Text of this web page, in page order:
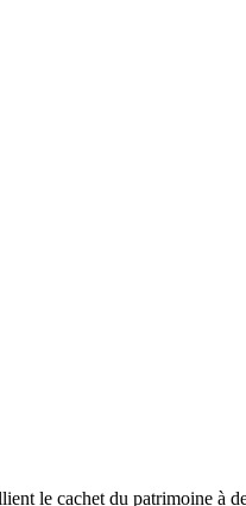
le cachet du patrimoine